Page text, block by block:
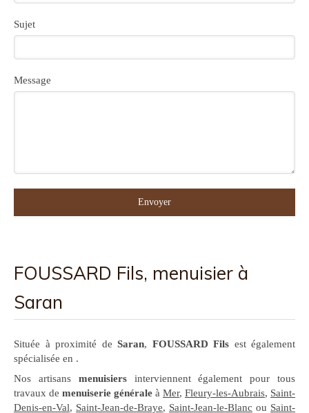
Sujet
Message
Envoyer
FOUSSARD Fils, menuisier à
Saran
Située à proximité de Saran, FOUSSARD Fils est également
spécialisée en .
Nos artisans menuisiersinterviennent également pour tous
travaux de menuiserie générale à Mer, Fleury-les-Aubrais, Saint-
Denis-en-Val, Saint-Jean-de-Braye, Saint-Jean-le-Blanc ou Saint-